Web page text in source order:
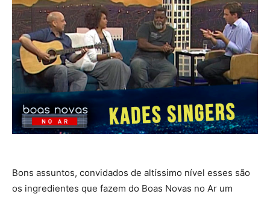
Bons assuntos, convidados de altíssimo nível esses são
os ingredientes que fazem do Boas Novas no Ar um